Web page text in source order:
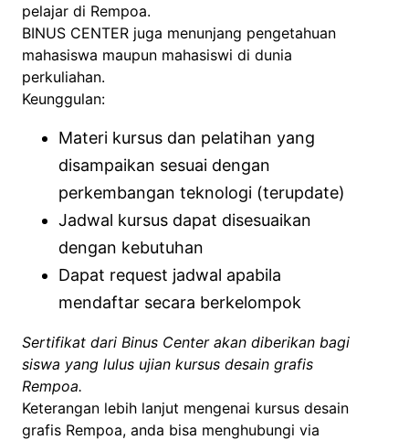
pelajar di Rempoa.
BINUS CENTER juga menunjang pengetahuan
mahasiswa maupun mahasiswi di dunia
perkuliahan.
Keunggulan:
Materi kursus dan pelatihan yang
disampaikan sesuai dengan
perkembangan teknologi (terupdate)
Jadwal kursus dapat disesuaikan
dengan kebutuhan
Dapat request jadwal apabila
mendaftar secara berkelompok
Sertifikat dari Binus Center akan diberikan bagi
siswa yang lulus ujian kursus desain grafis
Rempoa.
Keterangan lebih lanjut mengenai kursus desain
grafis Rempoa, anda bisa menghubungi via